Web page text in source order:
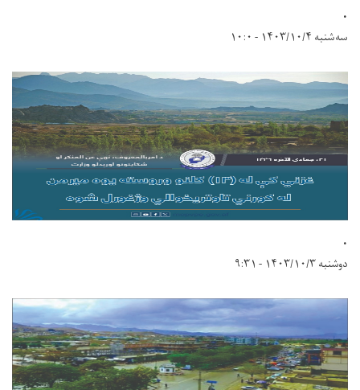
.
سه‌شنبه ۱۴۰۳/۱۰/۴ - ۱۰:۰
.
دوشنبه ۱۴۰۳/۱۰/۳ - ۹:۳۱